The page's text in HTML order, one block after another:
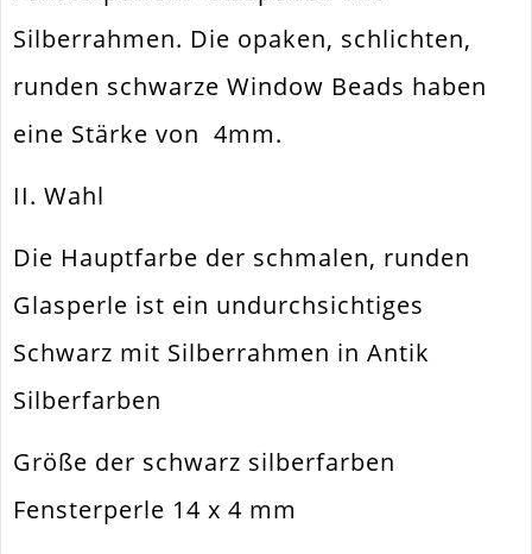
Spezifikation Fensterperle
Verwendung
Halsketten. Armbänder. Ohrringe.
Fädelloch /
Material Glas
Form / Motiv Rund
Ausführung Mit Silberrand (electroplated)
Menge
Hinweis II. Wahl
Silberrahmen. Die opaken, schlichten,
runden schwarze Window Beads haben
eine Stärke von 4mm.
II. Wahl
Die Hauptfarbe der schmalen, runden
Glasperle ist ein undurchsichtiges
Schwarz mit Silberrahmen in Antik
Silberfarben
Größe der schwarz silberfarben
Fensterperle 14 x 4 mm